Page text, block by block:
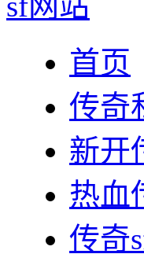
首页
传奇
新开
热血
传奇